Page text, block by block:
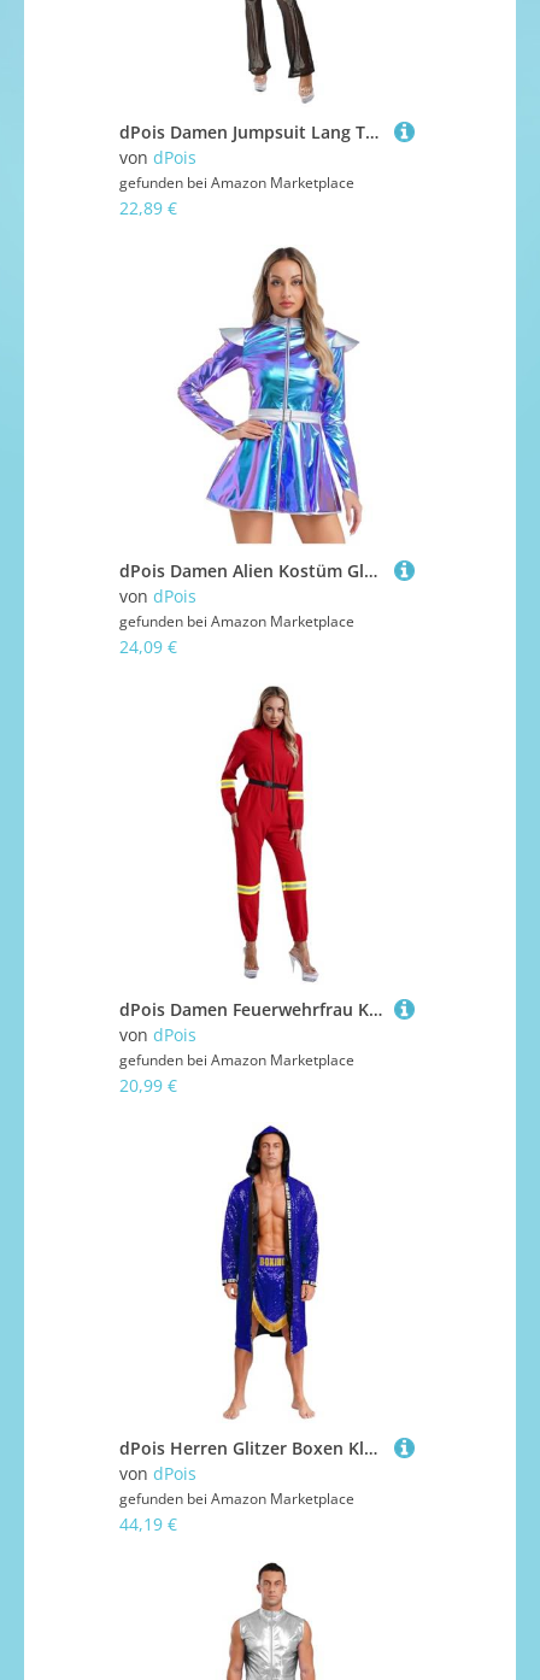
dPois Damen Jumpsuit Lang Transparent Overall Schlager mit Glitzernde Skeleton Muster Halloween Fasching Mottoparty Kostüm Schwarz M
von dPois
gefunden bei Amazon Marketplace
22,89 €
dPois Damen Alien Kostüm Glänzend Kleider Langarm A-Linie Partykleid Weltraum Kostüm Cosplay Outfit Halloween Fasching Verkleidung Blau 4XL
von dPois
gefunden bei Amazon Marketplace
24,09 €
dPois Damen Feuerwehrfrau Kostüm Einteiler Jumpsuit Overall Ganzkörperanzug Arbeitsanzug Uniform Cosplay Outfit Fasching Karneval Kostüm Rot M
von dPois
gefunden bei Amazon Marketplace
20,99 €
dPois Herren Glitzer Boxen Kleidung Lang Boxermantel Kapuzenmantel mit Boxen Shorts Kampfsport Kickenboxen Thai Boxen Kostüm Mottoparty Blau L
von dPois
gefunden bei Amazon Marketplace
44,19 €